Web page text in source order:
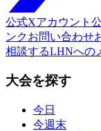
公式Xアカウント
ンクお問い合わせ
相談するLHNへの
大会を探す
今日
今週末